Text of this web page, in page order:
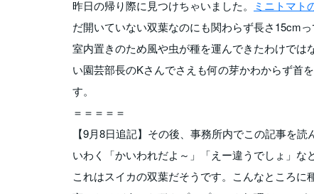
昨日の帰り際に見つけちゃいました。 ミニトマト
だ開いていない双葉なのにも関わらず長さ15cmっ
室内置きのため風や虫が種を運んできたわけで
い園芸部長のKさんでさえも何の芽かわからず首
す。
＝＝＝＝＝
【9月8日追記】その後、事務所内でこの記事を
いわく「かいわれだよ～」「えー違うでしょ」な
これはスイカの双葉だそうです。こんなところに